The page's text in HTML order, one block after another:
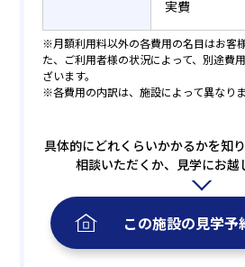
実費
※月額利用料以外の各費用の名目はお客
た、ご利用者様の状況によって、別途費
ざいます。
※各費用の内訳は、施設によって異なりま
具体的にどれくらいかかるかを知
相談いただくか、見学にお越
この施設の見学予